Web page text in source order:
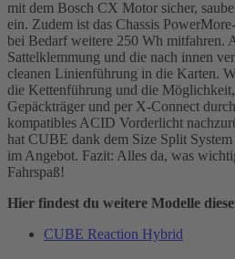
mit dem Bosch CX Motor sicher,
ein. Zudem ist das Chassis
bei Bedarf weitere 250 Wh mitfahren.
Sattelklemmung und die nach innen
cleanen Linienführung in die Karten.
die Kettenführung und die
Gepäckträger und per X-Connect
kompatibles ACID Vorderlicht
hat CUBE dank dem Size Split
im Angebot. Fazit: Alles da, was
Fahrspaß!
Hier findest du weitere Modelle
CUBE Reaction Hybrid